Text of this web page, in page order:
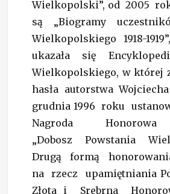
Wielkopolski”, od 2005
są „Biogramy
Wielkopolskiego 1918-
ukazała się
Wielkopolskiego, w której
hasła autorstwa
grudnia 1996 roku
Nagroda Honorowa
„Dobosz Powstania
Drugą formą
na rzecz upamiętniania
Złota i Srebrna